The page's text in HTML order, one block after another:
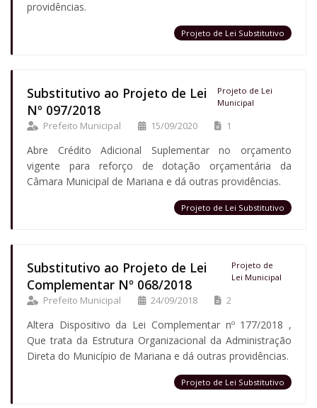
providências.
Projeto de Lei Substitutivo
Substitutivo ao Projeto de Lei
Nº 097/2018
Projeto de Lei
Municipal
Prefeito Municipal 15/09/2020 1
Abre Crédito Adicional Suplementar no orçamento
vigente para reforço de dotação orçamentária da
Câmara Municipal de Mariana e dá outras providências.
Projeto de Lei Substitutivo
Substitutivo ao Projeto de Lei
Complementar Nº 068/2018
Projeto de
Lei Municipal
Prefeito Municipal 24/09/2018 2
Altera Dispositivo da Lei Complementar nº 177/2018 ,
Que trata da Estrutura Organizacional da Administração
Direta do Município de Mariana e dá outras providências.
Projeto de Lei Substitutivo